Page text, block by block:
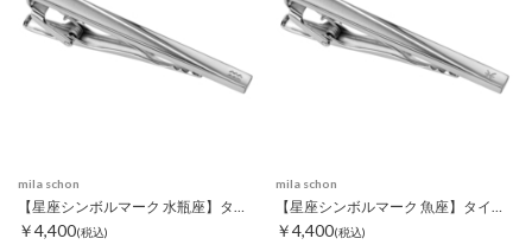
mila schon
￥4,400(税込)
mila schon
￥4,400(税込)